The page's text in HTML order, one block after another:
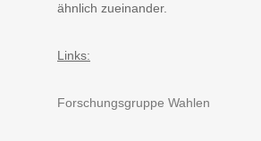
ähnlich zueinander.
Links:
Forschungsgruppe Wahlen